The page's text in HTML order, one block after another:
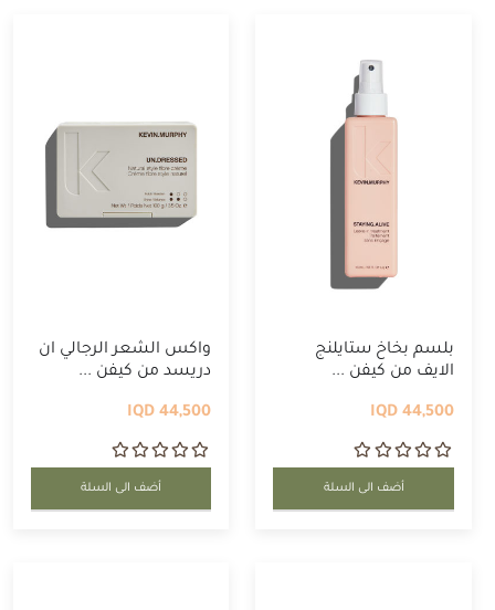
بلسم بخاخ ستايلنج
الايف من كيفن ...
44,500 IQD
أضف الى السلة
واكس الشعر الرجالي ان
دريسد من كيفن ...
44,500 IQD
أضف الى السلة